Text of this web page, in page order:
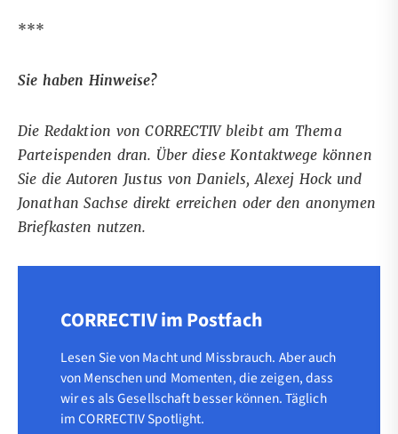
***
Sie haben Hinweise?
Die Redaktion von CORRECTIV bleibt am Thema
Parteispenden dran. Überdiese Kontaktwege können
Sie die Autoren Justus von Daniels, Alexej Hock und
Jonathan Sachse direkt erreichen oder den anonymen
Briefkasten nutzen.
CORRECTIV im Postfach
Lesen Sie von Macht und Missbrauch. Aber auch
von Menschen und Momenten, die zeigen, dass
wir es als Gesellschaft besser können. Täglich
im CORRECTIV Spotlight.